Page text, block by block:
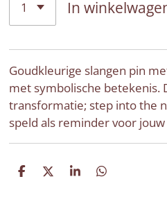
In
Goudkleurige slangen pin
met symbolische betekenis.
transformatie; step into the
speld als reminder voor
D
D
S
D